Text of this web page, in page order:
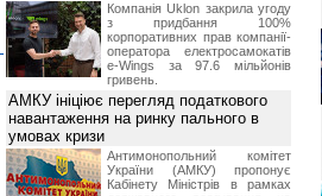
Компанія Uklon закрила угоду
з придбання 100%
корпоративних прав компанії-
оператора електросамокатів
e-Wings за 97.6 мільйонів
гривень.
АМКУ ініціює перегляд податкового
навантаження на ринку пального в
умовах кризи
Антимонопольний комітет
України (АМКУ) пропонує
Кабінету Міністрів в рамках